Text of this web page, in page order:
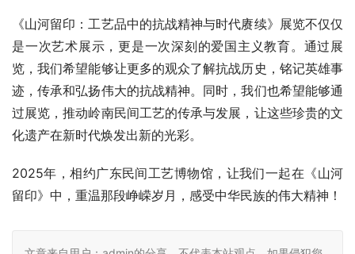
《山河留印：工艺品中的抗战精神与时代赓续》展览不仅仅
是一次艺术展示，更是一次深刻的爱国主义教育。通过展
览，我们希望能够让更多的观众了解抗战历史，铭记英雄事
迹，传承和弘扬伟大的抗战精神。同时，我们也希望能够通
过展览，推动岭南民间工艺的传承与发展，让这些珍贵的文
化遗产在新时代焕发出新的光彩。
2025年，相约广东民间工艺博物馆，让我们一起在《山河
留印》中，重温那段峥嵘岁月，感受中华民族的伟大精神！